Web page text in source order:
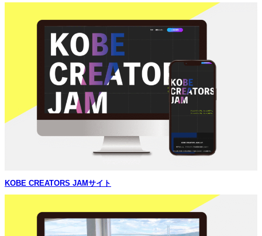
KOBE CREATORS JAMサイト